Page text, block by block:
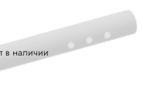
в наличии